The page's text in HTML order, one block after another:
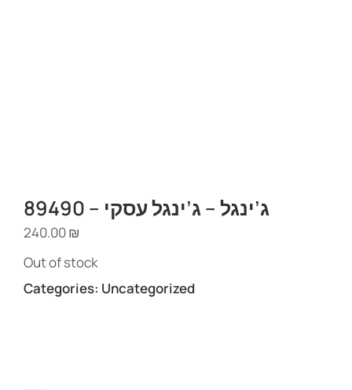
ג’ינגל – ג’ינגל עסקי – 89490
240.00₪
Out of stock
Categories: Uncategorized